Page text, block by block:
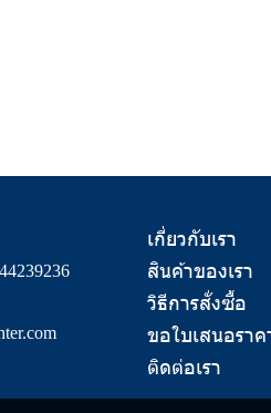
เกี่ยวกับเรา
สินค้าของเรา
วิธีการสั่งซื้อ
ขอใบเสนอราค
ติดต่อเรา